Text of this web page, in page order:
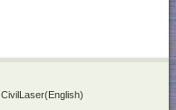
CivilLaser(English)